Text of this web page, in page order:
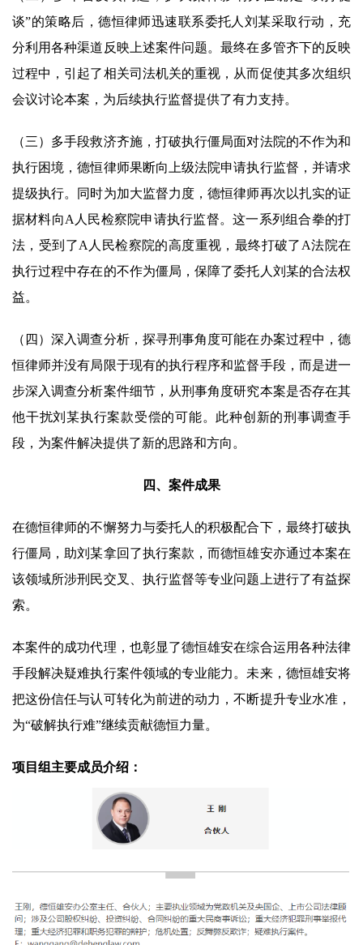
谈”的策略后，德恒律师迅速联系委托人刘某采取行动，充
分利用各种渠道反映上述案件问题。最终在多管齐下的反映
过程中，引起了相关司法机关的重视，从而促使其多次组织
会议讨论本案，为后续执行监督提供了有力支持。
（三）多手段救济齐施，打破执行僵局面对法院的不作为和
执行困境，德恒律师果断向上级法院申请执行监督，并请求
提级执行。同时为加大监督力度，德恒律师再次以扎实的证
据材料向A人民检察院申请执行监督。这一系列组合拳的打
法，受到了A人民检察院的高度重视，最终打破了A法院在
执行过程中存在的不作为僵局，保障了委托人刘某的合法权
益。
（四）深入调查分析，探寻刑事角度可能在办案过程中，德
恒律师并没有局限于现有的执行程序和监督手段，而是进一
步深入调查分析案件细节，从刑事角度研究本案是否存在其
他干扰刘某执行案款受偿的可能。此种创新的刑事调查手
段，为案件解决提供了新的思路和方向。
四、案件成果
在德恒律师的不懈努力与委托人的积极配合下，最终打破执
行僵局，助刘某拿回了执行案款，而德恒雄安亦通过本案在
该领域所涉刑民交叉、执行监督等专业问题上进行了有益探
索。
本案件的成功代理，也彰显了德恒雄安在综合运用各种法律
手段解决疑难执行案件领域的专业能力。未来，德恒雄安将
把这份信任与认可转化为前进的动力，不断提升专业水准，
为“破解执行难”继续贡献德恒力量。
项目组主要成员介绍：